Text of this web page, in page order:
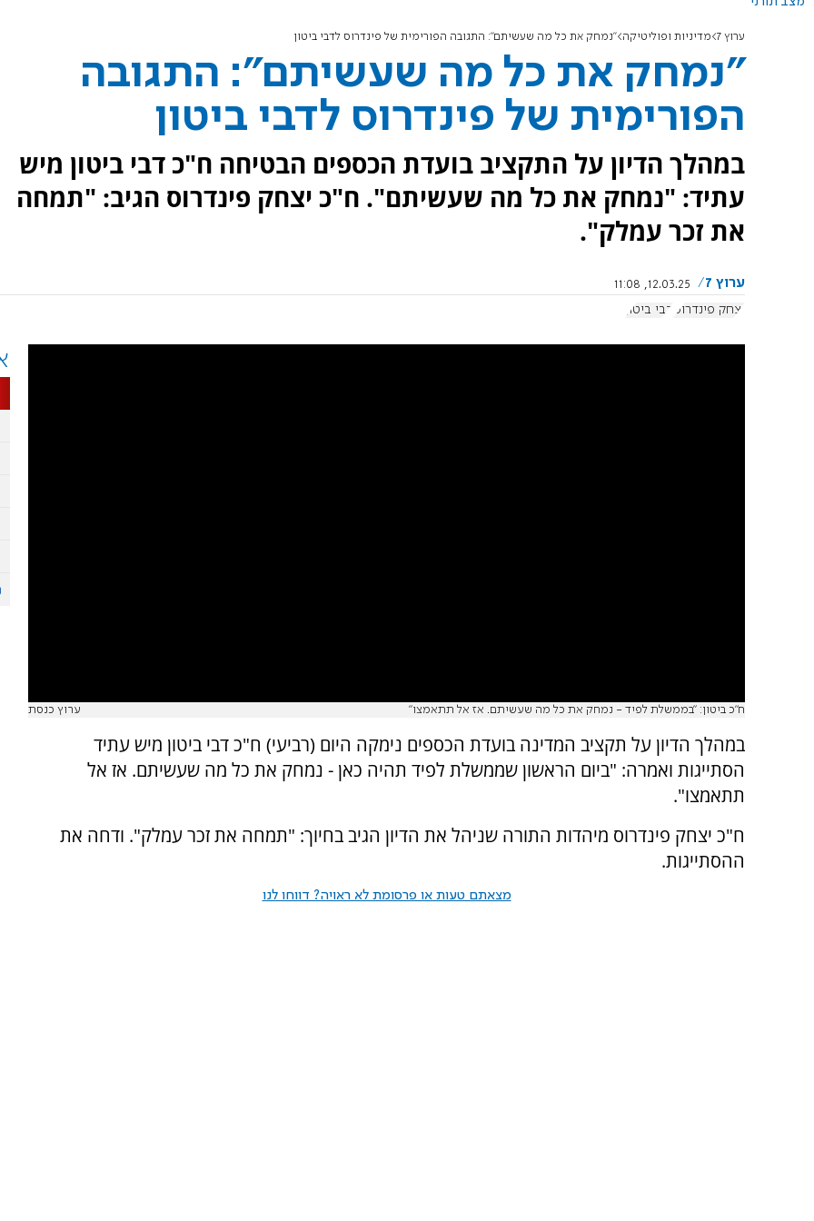
ערוץ 7 מדיניות ופוליטיקה "נמחק את כל מה שעשיתם": התגובה הפורימית של פינדרוס לדבי ביטון
"נמחק את כל מה שעשיתם": התגובה
הפורימית של פינדרוס לדבי ביטון
במהלך הדיון על התקציב בועדת הכספים הבטיחה ח"כ דבי ביטון מיש
עתיד: "נמחק את כל מה שעשיתם". ח"כ יצחק פינדרוס הגיב: "תמחה
את זכר עמלק".
ערוץ 7
12.03.25, 11:08
יצחק פינדרוס דבי ביטון
ח"כ ביטון: "בממשלת לפיד - נמחק את כל מה שעשיתם. אז אל תתאמצו" ערוץ כנסת
במהלך הדיון על תקציב המדינה בועדת הכספים נימקה היום (רביעי) ח"כ דבי ביטון מיש עתיד
הסתייגות ואמרה: "ביום הראשון שממשלת לפיד תהיה כאן - נמחק את כל מה שעשיתם. אז אל
תתאמצו".
ח"כ יצחק פינדרוס מיהדות התורה שניהל את הדיון הגיב בחיוך: "תמחה את זכר עמלק". ודחה את
ההסתייגות.
מצאתם טעות או פרסומת לא ראויה? דווחו לנו